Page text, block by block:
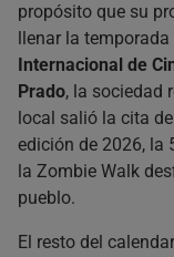
propósito que su
llenar la
Internacional de
Prado, la sociedad
local salió la cita
edición de 2026, la
la Zombie Walk
pueblo.
El resto del